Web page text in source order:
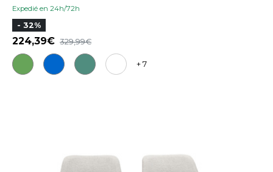
Expedié en 24h/72h
- 32%
224,39 329,99
+ 7